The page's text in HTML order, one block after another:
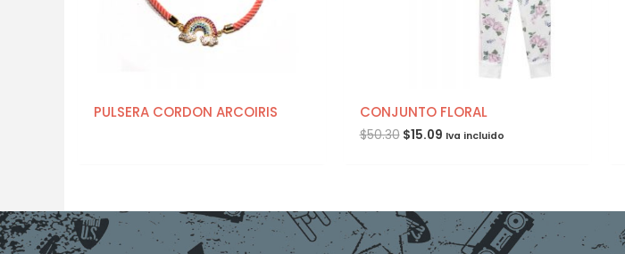
PULSERA CORDON ARCOIRIS CONJUNTO FLORAL
$50.30 $15.09 Iva incluido